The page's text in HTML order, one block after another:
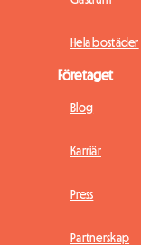
Hela bostäder
Företaget
Blog
Karriär
Press
Partnerskap